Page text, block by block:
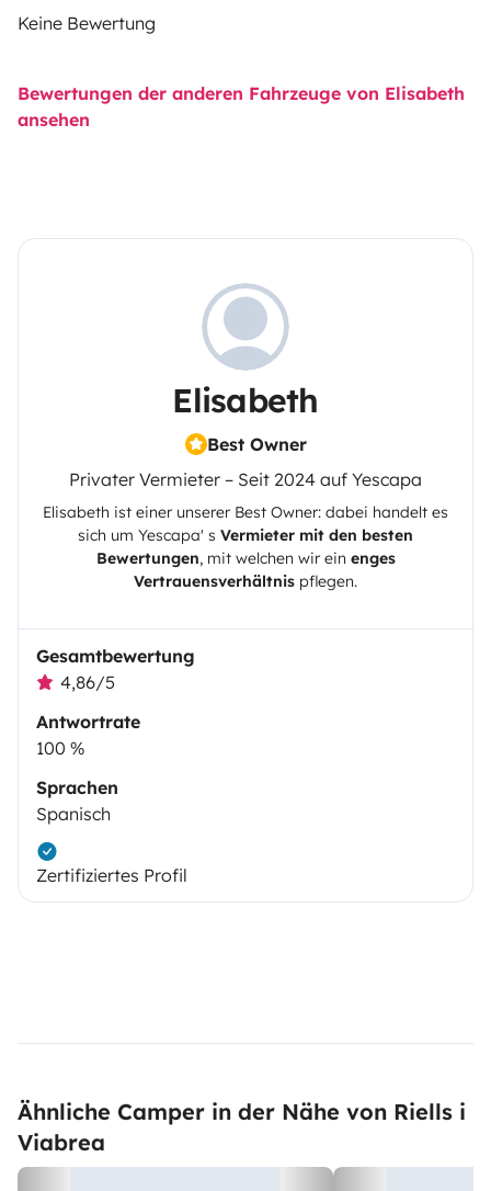
Keine Bewertung
Bewertungen der anderen Fahrzeuge von Elisabeth
ansehen
Elisabeth
Best Owner
Privater Vermieter – Seit 2024 auf Yescapa
Elisabeth ist einer unserer Best Owner: dabei handelt es
sich um Yescapa' s Vermieter mit den besten
Bewertungen, mit welchen wir ein enges
Vertrauensverhältnis pflegen.
Gesamtbewertung
4,86/5
Antwortrate
100 %
Sprachen
Spanisch
Zertifiziertes Profil
Ähnliche Camper in der Nähe von Riells i
Viabrea